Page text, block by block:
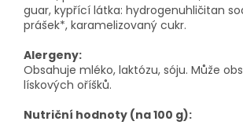
guar, kypřící látka: hydrogenuhličitan
prášek*, karamelizovaný cukr.
Alergeny:
Obsahuje mléko, laktózu, sóju. Může
lískových oříšků.
Nutriční hodnoty (na 100 g):